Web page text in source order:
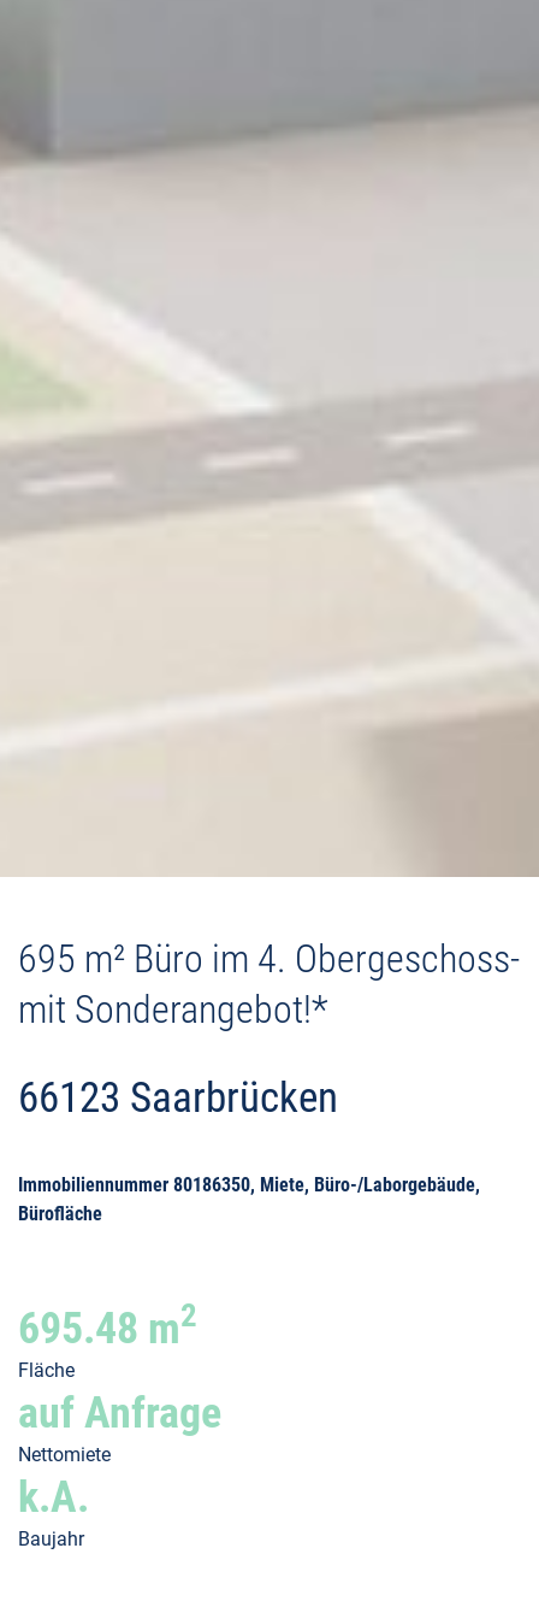
695 m² Büro im 4. Obergeschoss-
mit Sonderangebot!*
66123 Saarbrücken
Immobiliennummer 80186350, Miete, Büro-/Laborgebäude,
Bürofläche
695.48 m2
Fläche
auf Anfrage
Nettomiete
k.A.
Baujahr